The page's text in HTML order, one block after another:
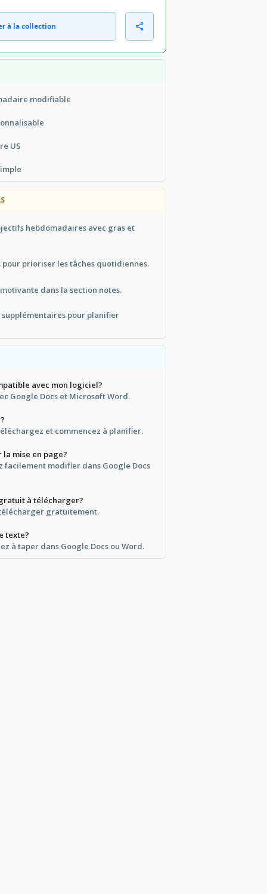
à la collection
modifiable
US
hebdomadaires avec gras et
prioriser les tâches quotidiennes.
dans la section notes.
pour planifier
avec mon logiciel?
Google Docs et Microsoft Word.
et commencez à planifier.
mise en page?
facilement modifier dans Google Docs
à télécharger?
gratuitement.
texte?
à taper dans Google Docs ou Word.